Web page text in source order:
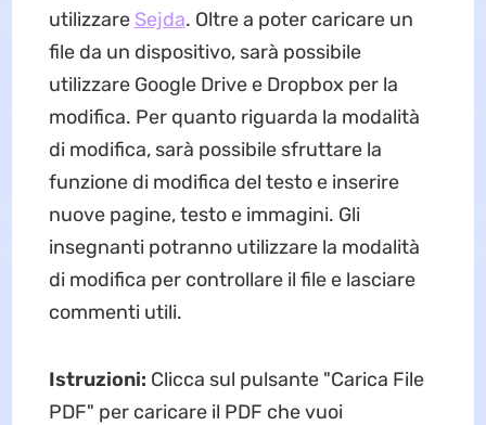
utilizzare Sejda. Oltre a poter caricare un
file da un dispositivo, sarà possibile
utilizzare Google Drive e Dropbox per la
modifica. Per quanto riguarda la modalità
di modifica, sarà possibile sfruttare la
funzione di modifica del testo e inserire
nuove pagine, testo e immagini. Gli
insegnanti potranno utilizzare la modalità
di modifica per controllare il file e lasciare
commenti utili.
Istruzioni: Clicca sul pulsante "Carica File
PDF" per caricare il PDF che vuoi